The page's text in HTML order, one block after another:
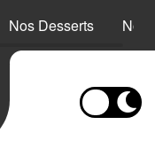
Nos Desserts Nos